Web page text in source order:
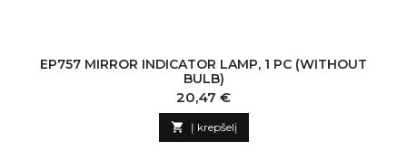
EP757 MIRROR INDICATOR LAMP, 1 PC (WITHOUT
BULB)
Kaina
20,47 €
 Į krepšelį